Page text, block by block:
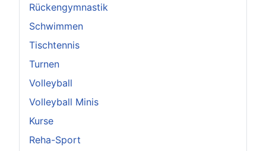
Rückengymnastik
Schwimmen
Tischtennis
Turnen
Volleyball
Volleyball Minis
Kurse
Reha-Sport